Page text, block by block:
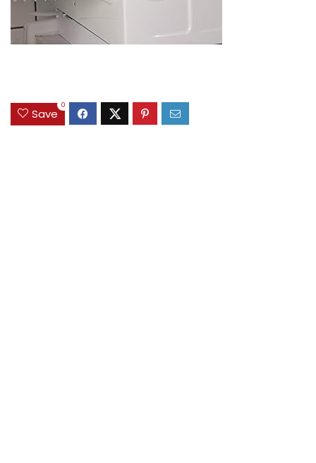
Save
0